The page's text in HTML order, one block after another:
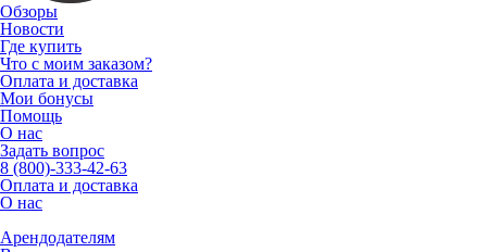
Обзоры
Новости
Где купить
Что с моим заказом?
Оплата и доставка
Мои бонусы
Помощь
О нас
Задать вопрос
8 (800)-333-42-63
Оплата и доставка
О нас
Арендодателям